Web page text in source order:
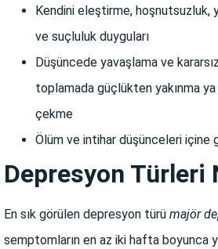
Kendini eleştirme, hoşnutsuzluk,
ve suçluluk duyguları
Düşüncede yavaşlama ve
toplamada güçlükten yakınma
çekme
Ölüm ve intihar düşünceleri içine
Depresyon Türleri
En sık görülen depresyon türü majör
semptomların en az iki hafta boyunca